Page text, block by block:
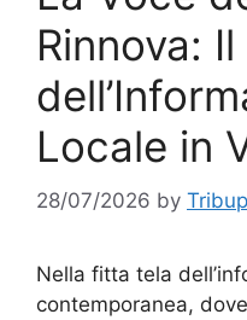
Rinnova:
Locale in
28/07/2026 by
Nella fitta tela
contemporanea,